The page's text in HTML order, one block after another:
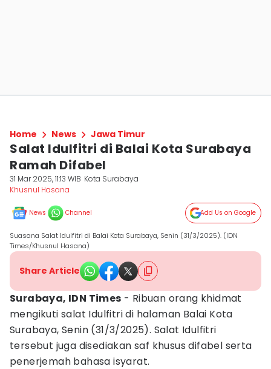
Home News Jawa Timur
Salat Idulfitri di Balai Kota Surabaya
Ramah Difabel
31 Mar 2025, 11:13 WIB Kota Surabaya
Khusnul Hasana
News Channel Add Us on Google
Suasana Salat Idulfitri di Balai Kota Surabaya, Senin (31/3/2025). (IDN
Times/Khusnul Hasana)
Share Article
Surabaya, IDN Times - Ribuan orang khidmat
mengikuti salat Idulfitri di halaman Balai Kota
Surabaya, Senin (31/3/2025). Salat Idulfitri
tersebut juga disediakan saf khusus difabel serta
penerjemah bahasa isyarat.